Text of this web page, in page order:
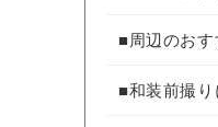
■周辺のお
■和装前撮り